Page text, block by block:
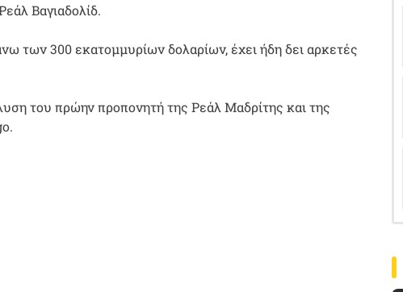
Βαγιαδολίδ.
των 300 εκατομμυρίων δολαρίων, έχει ήδη δει αρκετές
του πρώην προπονητή της Ρεάλ Μαδρίτης και της